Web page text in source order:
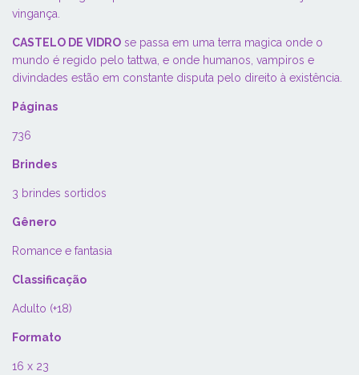
vingança.
CASTELO DE VIDRO se passa em uma terra magica onde o
mundo é regido pelo tattwa, e onde humanos, vampiros e
divindades estão em constante disputa pelo direito à existência.
Páginas
736
Brindes
3 brindes sortidos
Gênero
Romance e fantasia
Classificação
Adulto (+18)
Formato
16 x 23